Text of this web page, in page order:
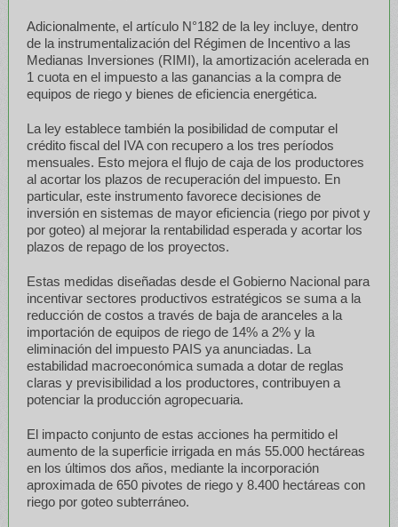
Adicionalmente, el artículo N°182 de la ley incluye, dentro
de la instrumentalización del Régimen de Incentivo a las
Medianas Inversiones (RIMI), la amortización acelerada en
1 cuota en el impuesto a las ganancias a la compra de
equipos de riego y bienes de eficiencia energética.
La ley establece también la posibilidad de computar el
crédito fiscal del IVA con recupero a los tres períodos
mensuales. Esto mejora el flujo de caja de los productores
al acortar los plazos de recuperación del impuesto. En
particular, este instrumento favorece decisiones de
inversión en sistemas de mayor eficiencia (riego por pivot y
por goteo) al mejorar la rentabilidad esperada y acortar los
plazos de repago de los proyectos.
Estas medidas diseñadas desde el Gobierno Nacional para
incentivar sectores productivos estratégicos se suma a la
reducción de costos a través de baja de aranceles a la
importación de equipos de riego de 14% a 2% y la
eliminación del impuesto PAIS ya anunciadas. La
estabilidad macroeconómica sumada a dotar de reglas
claras y previsibilidad a los productores, contribuyen a
potenciar la producción agropecuaria.
El impacto conjunto de estas acciones ha permitido el
aumento de la superficie irrigada en más 55.000 hectáreas
en los últimos dos años, mediante la incorporación
aproximada de 650 pivotes de riego y 8.400 hectáreas con
riego por goteo subterráneo.